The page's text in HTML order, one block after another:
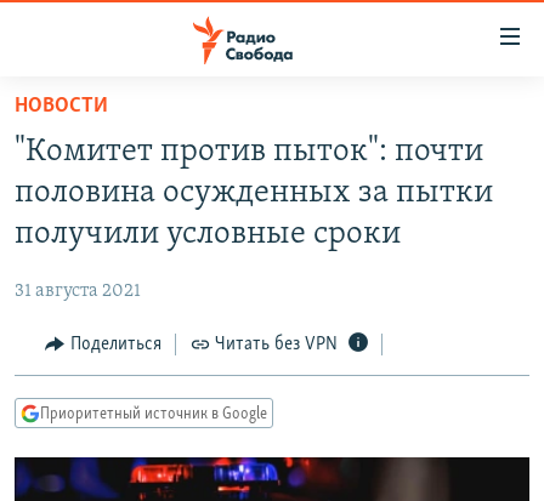
упрощенного
доступа
основному
Вернутся
Вернутся
поиску
ПРОГРАММЫ
АВТОРСКИЕ ПРОЕКТЫ
МНЕНИЯ
КУЛЬТУРА
КАВКАЗ.РЕАЛИИ
СЕВЕР.РЕАЛИИ
НОВОСТИ
"Комитет против пыток": почти
половина осужденных за пытки
получили условные сроки
31 августа 2021
Поделиться Читать без VPN
Приоритетный источник в Google